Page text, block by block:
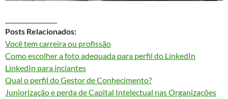
Posts Relacionados:
Você tem carreira ou profissão
Como escolher a foto adequada para perfil do LinkedIn
LinkedIn para inciantes
Qual o perfil do Gestor de Conhecimento?
Juniorização e perda de Capital Intelectual nas Organizações